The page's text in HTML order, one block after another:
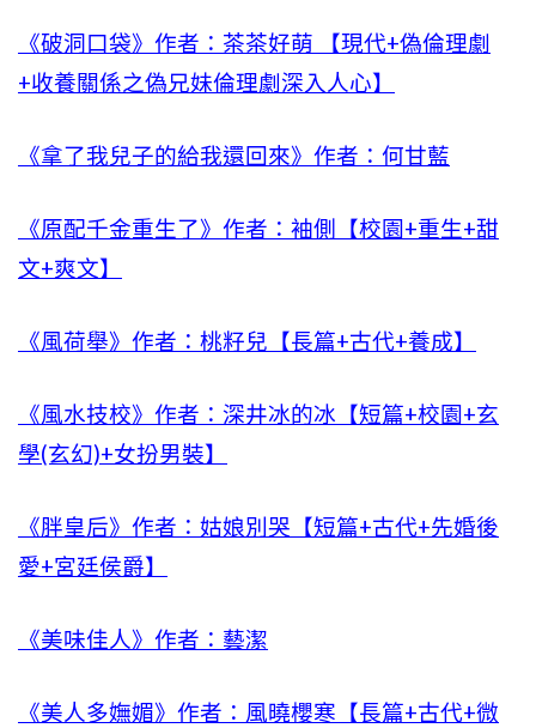
《破洞口袋》作者：茶茶好萌 【現代+偽倫理劇
+收養關係之偽兄妹倫理劇深入人心】
《拿了我兒子的給我還回來》作者：何甘藍
《原配千金重生了》作者：袖側【校園+重生+甜
文+爽文】
《風荷舉》作者：桃籽兒【長篇+古代+養成】
《風水技校》作者：深井冰的冰【短篇+校園+玄
學(玄幻)+女扮男裝】
《胖皇后》作者：姑娘別哭【短篇+古代+先婚後
愛+宮廷侯爵】
《美味佳人》作者：藝潔
《美人多嫵媚》作者：風曉櫻寒【長篇+古代+微